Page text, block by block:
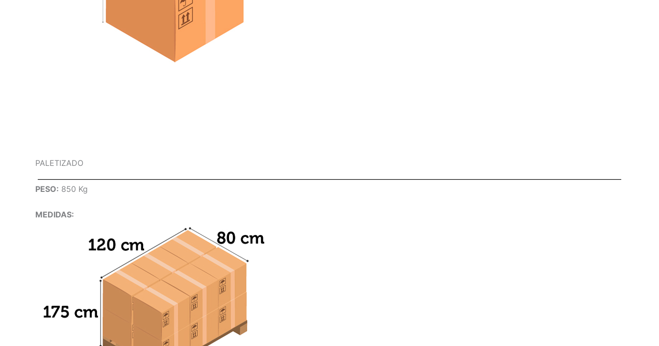
PALETIZADO
PESO: 850 Kg
MEDIDAS: